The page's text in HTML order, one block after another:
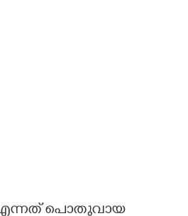
എന്നത് പൊതുവായ